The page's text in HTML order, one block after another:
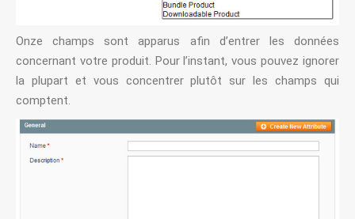
Onze champs sont apparus afin d’entrer les données
concernant votre produit. Pour l’instant, vous pouvez ignorer
la plupart et vous concentrer plutôt sur les champs qui
comptent.